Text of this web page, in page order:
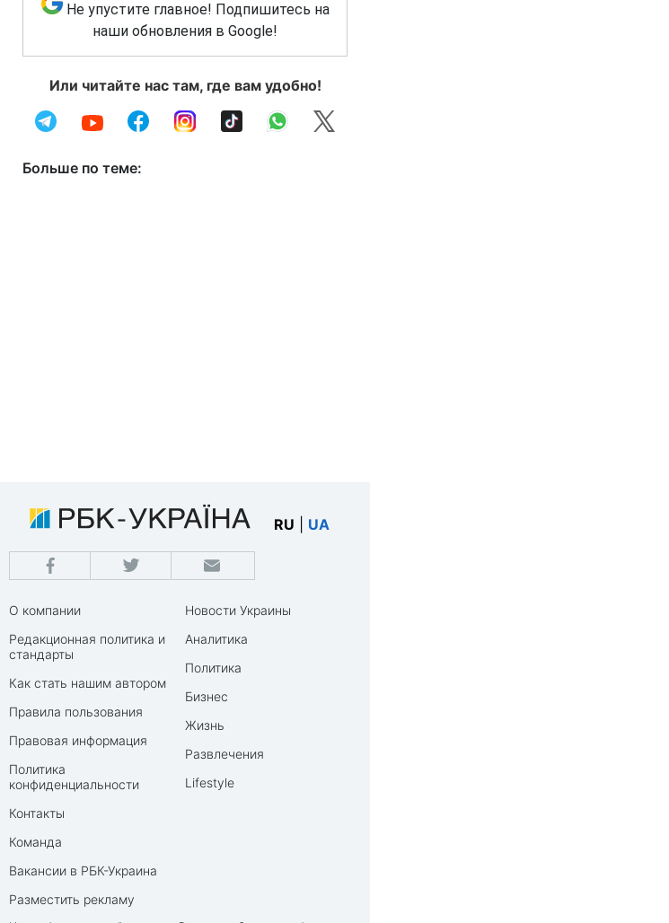
Не упустите главное! Подпишитесь на
наши обновления в Google!
Или читайте нас там, где вам удобно!
Больше по теме:
RU UA
О компании
Редакционная политика и
стандарты
Как стать нашим автором
Правила пользования
Правовая информация
Политика
конфиденциальности
Контакты
Команда
Вакансии в РБК-Украина
Разместить рекламу
Новости Украины
Аналитика
Политика
Бизнес
Жизнь
Развлечения
Lifestyle